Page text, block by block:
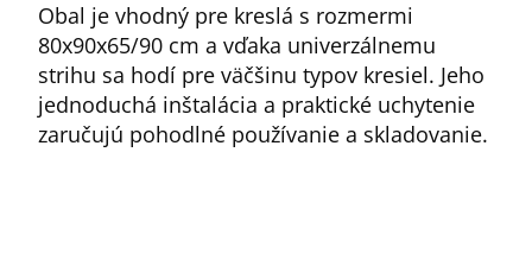
Obal je vhodný pre kreslá s rozmermi
80x90x65/90 cm a vďaka univerzálnemu
strihu sa hodí pre väčšinu typov kresiel. Jeho
jednoduchá inštalácia a praktické uchytenie
zaručujú pohodlné používanie a skladovanie.